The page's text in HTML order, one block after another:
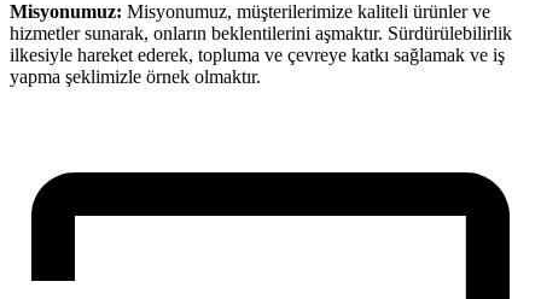
Misyonumuz: Misyonumuz, müşterilerimize kaliteli ürünler ve
hizmetler sunarak, onların beklentilerini aşmaktır. Sürdürülebilirlik
ilkesiyle hareket ederek, topluma ve çevreye katkı sağlamak ve iş
yapma şeklimizle örnek olmaktır.